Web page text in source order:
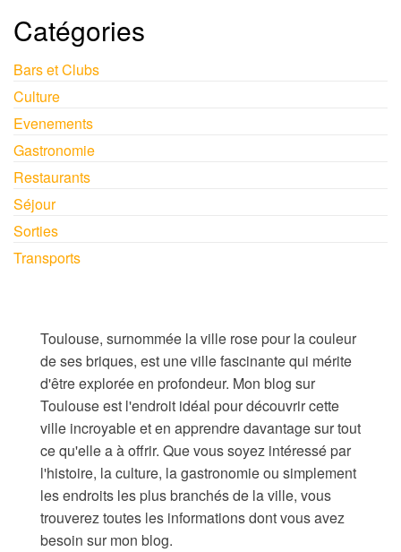
Catégories
Bars et Clubs
Culture
Evenements
Gastronomie
Restaurants
Séjour
Sorties
Transports
Toulouse, surnommée la ville rose pour la couleur
de ses briques, est une ville fascinante qui mérite
d'être explorée en profondeur. Mon blog sur
Toulouse est l'endroit idéal pour découvrir cette
ville incroyable et en apprendre davantage sur tout
ce qu'elle a à offrir. Que vous soyez intéressé par
l'histoire, la culture, la gastronomie ou simplement
les endroits les plus branchés de la ville, vous
trouverez toutes les informations dont vous avez
besoin sur mon blog.